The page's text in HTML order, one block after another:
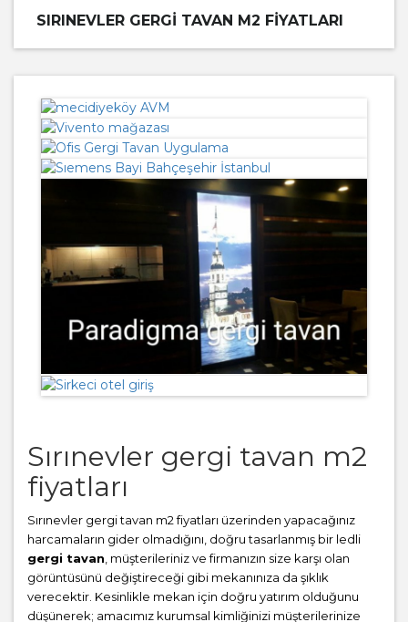
SIRINEVLER GERGI TAVAN M2 FIYATLARI
Sırınevler gergi tavan m2
fiyatları
Sırınevler gergi tavan m2 fiyatları üzerinden yapacağınız
harcamaların gider olmadığını, doğru tasarlanmış bir ledli
gergi tavan , müşterileriniz ve firmanızın size karşı olan
görüntüsünü değiştireceği gibi mekanınıza da şıklık
verecektir. Kesinlikle mekan için doğru yatırım olduğunu
düşünerek; amacımız kurumsal kimliğinizi müşterilerinize